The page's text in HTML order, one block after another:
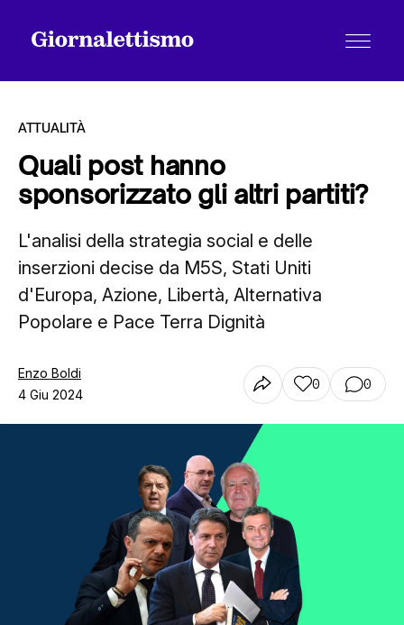
Tutti gli articoli
Chi siamo
ATTUALITÀ
Quali post hanno
sponsorizzato gli altri partiti?
L'analisi della strategia social e delle
inserzioni decise da M5S, Stati Uniti
d'Europa, Azione, Libertà, Alternativa
Popolare e Pace Terra Dignità
Enzo Boldi
4 Giu 2024
0 0